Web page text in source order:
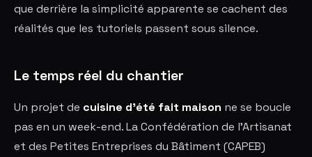
que derrière la simplicité apparente se cachent des
réalités que les tutoriels passent sous silence.
Le temps réel du chantier
Un projet de cuisine d'été fait maison ne se boucle
pas en un week-end. La Confédération de l'Artisanat
et des Petites Entreprises du Bâtiment (CAPEB)